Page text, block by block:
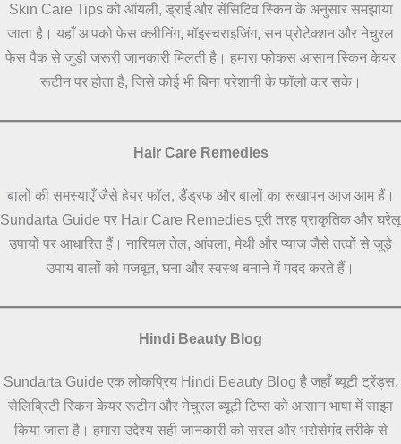
Skin Care Tips को ऑयली, ड्राई और सेंसिटिव स्किन के अनुसार समझाया
जाता है। यहाँ आपको फेस क्लीनिंग, मॉइस्चराइजिंग, सन प्रोटेक्शन और नेचुरल
फेस पैक से जुड़ी जरूरी जानकारी मिलती है। हमारा फोकस आसान स्किन केयर
रूटीन पर होता है, जिसे कोई भी बिना परेशानी के फॉलो कर सके।
Hair Care Remedies
बालों की समस्याएँ जैसे हेयर फॉल, डैंड्रफ और बालों का रूखापन आज आम हैं।
Sundarta Guide पर Hair Care Remedies पूरी तरह प्राकृतिक और घरेलू
उपायों पर आधारित हैं। नारियल तेल, आंवला, मेथी और प्याज जैसे तत्वों से जुड़े
उपाय बालों को मजबूत, घना और स्वस्थ बनाने में मदद करते हैं।
Hindi Beauty Blog
Sundarta Guide एक लोकप्रिय Hindi Beauty Blog है जहाँ ब्यूटी ट्रेंड्स,
सेलिब्रिटी स्किन केयर रूटीन और नेचुरल ब्यूटी टिप्स को आसान भाषा में साझा
किया जाता है। हमारा उद्देश्य सही जानकारी को सरल और भरोसेमंद तरीके से